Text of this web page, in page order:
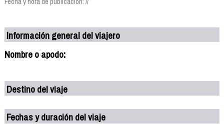
Información general del viajero
Nombre o apodo:
Destino del viaje
Fechas y duración del viaje